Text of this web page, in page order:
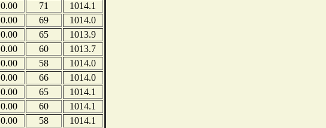
0.00 71
1014.1
0.00 69
1014.0
0.00 65
1013.9
0.00 60
1013.7
0.00 58
1014.0
0.00 66
1014.0
0.00 65
1014.1
0.00 60
1014.1
0.00 58
1014.1